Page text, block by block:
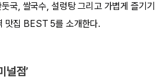
국, 쌀국수, 설렁탕 그리고 가볍게 즐기기
맛집 BEST 5를 소개한다.
널점’